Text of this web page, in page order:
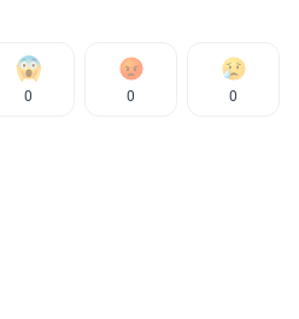
0 0 0